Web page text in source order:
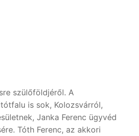
szülőföldjéről. A
is sok, Kolozsvárról,
Janka Ferenc ügyvéd
Tóth Ferenc, az akkori